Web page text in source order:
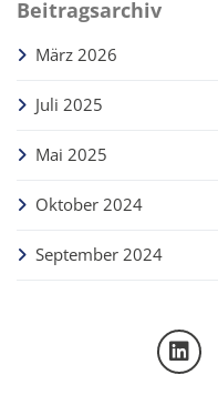
Beitragsarchiv
März 2026
Juli 2025
Mai 2025
Oktober 2024
September 2024